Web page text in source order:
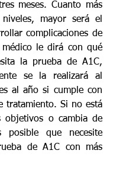
meses. Cuanto más
mayor será el
complicaciones de
le dirá con qué
la prueba de A1C,
se la realizará al
al año si cumple con
tratamiento. Si no está
objetivos o cambia de
posible que necesite
de A1C con más